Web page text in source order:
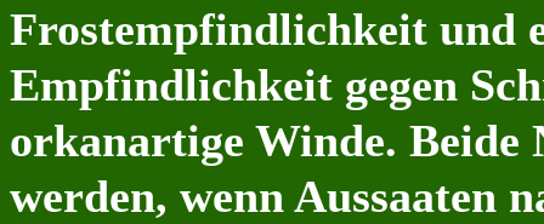
Frostempfindlichkeit und
Empfindlichkeit gegen
orkanartige Winde. Beide
werden, wenn Aussaaten